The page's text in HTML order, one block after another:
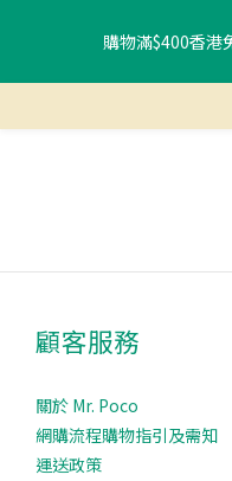
購物滿$400香港
使用FPS或銀行轉賬付款滿
顧客服務
關於 Mr. Poco
網購流程購物指引及需知
運送政策